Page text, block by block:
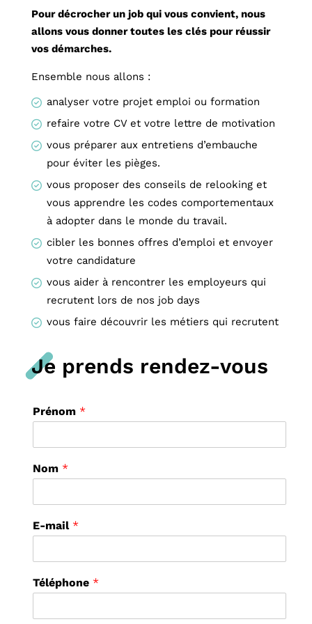
Pour décrocher un job qui vous convient, nous
allons vous donner toutes les clés pour réussir
vos démarches.
Ensemble nous allons :
analyser votre projet emploi ou formation
refaire votre CV et votre lettre de motivation
vous préparer aux entretiens d’embauche
pour éviter les pièges.
vous proposer des conseils de relooking et
vous apprendre les codes comportementaux
à adopter dans le monde du travail.
cibler les bonnes offres d’emploi et envoyer
votre candidature
vous aider à rencontrer les employeurs qui
recrutent lors de nos job days
vous faire découvrir les métiers qui recrutent
Je prends rendez-vous
Prénom *
Nom *
*
*
T
p
E-mail *
Téléphone *